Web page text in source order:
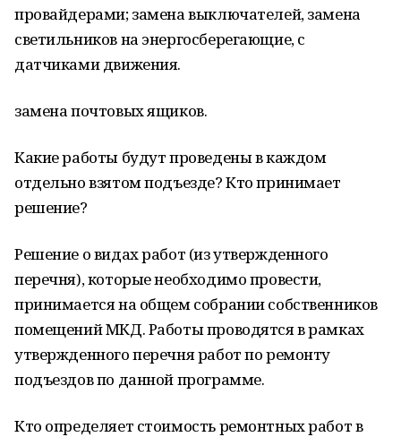
провайдерами; замена выключателей, замена
светильников на энергосберегающие, с
датчиками движения.
замена почтовых ящиков.
Какие работы будут проведены в каждом
отдельно взятом подъезде? Кто принимает
решение?
Решение о видах работ (из утвержденного
перечня), которые необходимо провести,
принимается на общем собрании собственников
помещений МКД. Работы проводятся в рамках
утвержденного перечня работ по ремонту
подъездов по данной программе.
Кто определяет стоимость ремонтных работ в